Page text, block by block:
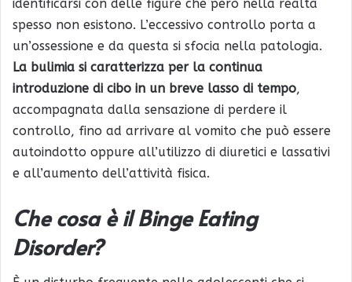
identificarsi con delle figure che però nella realtà
spesso non esistono. L’eccessivo controllo porta a
un’ossessione e da questa si sfocia nella patologia.
La bulimia si caratterizza per la continua
introduzione di cibo in un breve lasso di tempo,
accompagnata dalla sensazione di perdere il
controllo, fino ad arrivare al vomito che può essere
autoindotto oppure all’utilizzo di diuretici e lassativi
e all’aumento dell’attività fisica.
Che cosa è il Binge Eating
Disorder?